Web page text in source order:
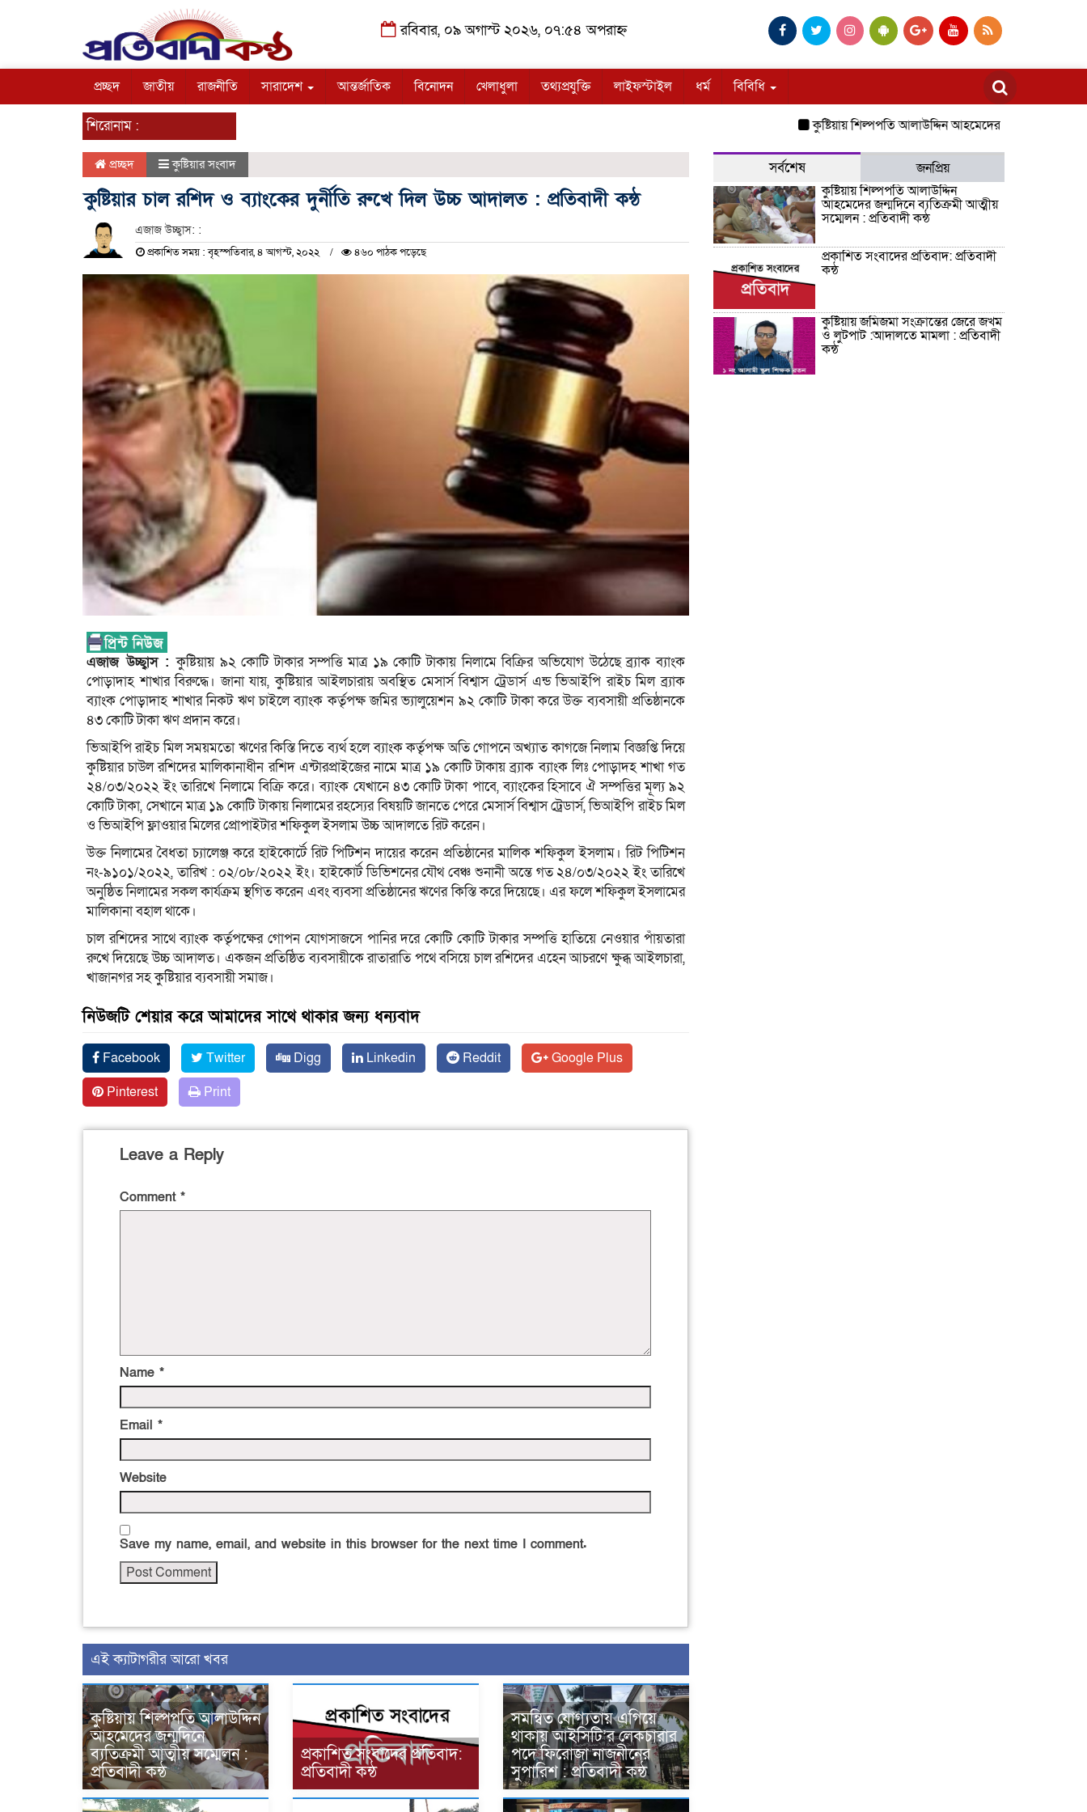
রবিবার, ০৯ অগাস্ট ২০২৬, ০৭:৫৪ অপরাহ্ন
প্রচ্ছদ জাতীয় রাজনীতি সারাদেশ আন্তর্জাতিক বিনোদন খেলাধুলা তথ্যপ্রযুক্তি লাইফস্টাইল ধর্ম বিবিধি
শিরোনাম : কুষ্টিয়ায় শিল্পপতি আলাউদ্দিন আহমেদের জন্মদিনে ব্যতিক্রমী
প্রচ্ছদ কুষ্টিয়ার সংবাদ
কুষ্টিয়ার চাল রশিদ ও ব্যাংকের দুর্নীতি রুখে দিল উচ্চ আদালত : প্রতিবাদী কন্ঠ
এজাজ উচ্ছ্বাস: :
প্রকাশিত সময় : বৃহস্পতিবার, ৪ আগস্ট, ২০২২ ৪৬০ পাঠক পড়েছে
এজাজ উচ্ছ্বাস :কুষ্টিয়ায় ৯২ কোটি টাকার সম্পত্তি মাত্র ১৯ কোটি টাকায় নিলামে বিক্রির অভিযোগ উঠেছে ব্র্যাক ব্যাংক
পোড়াদাহ শাখার বিরুদ্ধে। জানা যায়, কুষ্টিয়ার আইলচারায় অবস্থিত মেসার্স বিশ্বাস ট্রেডার্স এন্ড ভিআইপি রাইচ মিল ব্র্যাক
ব্যাংক পোড়াদাহ শাখার নিকট ঋণ চাইলে ব্যাংক কর্তৃপক্ষ জমির ভ্যালুয়েশন ৯২ কোটি টাকা করে উক্ত ব্যবসায়ী প্রতিষ্ঠানকে
৪৩ কোটি টাকা ঋণ প্রদান করে।
ভিআইপি রাইচ মিল সময়মতো ঋণের কিস্তি দিতে ব্যর্থ হলে ব্যাংক কর্তৃপক্ষ অতি গোপনে অখ্যাত কাগজে নিলাম বিজ্ঞপ্তি দিয়ে
কুষ্টিয়ার চাউল রশিদের মালিকানাধীন রশিদ এন্টারপ্রাইজের নামে মাত্র ১৯ কোটি টাকায় ব্র্যাক ব্যাংক লিঃ পোড়াদহ শাখা গত
২৪/০৩/২০২২ ইং তারিখে নিলামে বিক্রি করে। ব্যাংক যেখানে ৪৩ কোটি টাকা পাবে, ব্যাংকের হিসাবে ঐ সম্পত্তির মূল্য ৯২
কোটি টাকা, সেখানে মাত্র ১৯ কোটি টাকায় নিলামের রহস্যের বিষয়টি জানতে পেরে মেসার্স বিশ্বাস ট্রেডার্স, ভিআইপি রাইচ মিল
ও ভিআইপি ফ্লাওয়ার মিলের প্রোপাইটার শফিকুল ইসলাম উচ্চ আদালতে রিট করেন।
উক্ত নিলামের বৈধতা চ্যালেঞ্জ করে হাইকোর্টে রিট পিটিশন দায়ের করেন প্রতিষ্ঠানের মালিক শফিকুল ইসলাম। রিট পিটিশন
নং-৯১০১/২০২২, তারিখ : ০২/০৮/২০২২ ইং। হাইকোর্ট ডিভিশনের যৌথ বেঞ্চ শুনানী অন্তে গত ২৪/০৩/২০২২ ইং তারিখে
অনুষ্ঠিত নিলামের সকল কার্যক্রম স্থগিত করেন এবং ব্যবসা প্রতিষ্ঠানের ঋণের কিস্তি করে দিয়েছে। এর ফলে শফিকুল ইসলামের
মালিকানা বহাল থাকে।
চাল রশিদের সাথে ব্যাংক কর্তৃপক্ষের গোপন যোগসাজসে পানির দরে কোটি কোটি টাকার সম্পত্তি হাতিয়ে নেওয়ার পাঁয়তারা
রুখে দিয়েছে উচ্চ আদালত। একজন প্রতিষ্ঠিত ব্যবসায়ীকে রাতারাতি পথে বসিয়ে চাল রশিদের এহেন আচরণে ক্ষুব্ধ আইলচারা,
খাজানগর সহ কুষ্টিয়ার ব্যবসায়ী সমাজ।
নিউজটি শেয়ার করে আমাদের সাথে থাকার জন্য ধন্যবাদ
Facebook Twitter Digg Linkedin Reddit
Google Plus
Pinterest
Print
Leave a Reply
Comment *
Name *
Email *
Website
Save my name, email, and website in this browser for the next time I comment.
এই ক্যাটাগরীর আরো খবর
কুষ্টিয়ায় শিল্পপতি আলাউদ্দিন
আহমেদের জন্মদিনে
ব্যতিক্রমী আত্মীয় সম্মেলন :
প্রতিবাদী কন্ঠ
প্রকাশিত সংবাদের প্রতিবাদ:
প্রতিবাদী কন্ঠ
সমন্বিত যোগ্যতায় এগিয়ে
থাকায় আইসিটি’র লেকচারার
পদে ফিরোজা নাজনীনের
সুপারিশ : প্রতিবাদী কন্ঠ
সর্বশেষ
জনপ্রিয়
কুষ্টিয়ায় শিল্পপতি আলাউদ্দিন
আহমেদের জন্মদিনে ব্যতিক্রমী আত্মীয়
সম্মেলন : প্রতিবাদী কন্ঠ
প্রকাশিত সংবাদের প্রতিবাদ: প্রতিবাদী
কন্ঠ
কুষ্টিয়ায় জমিজমা সংক্রান্তের জেরে জখম
ও লুটপাট :আদালতে মামলা : প্রতিবাদী
কন্ঠ